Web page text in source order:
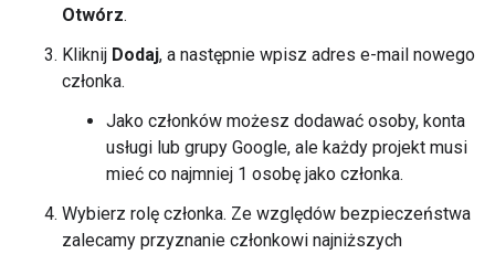
Otwórz.
Kliknij Dodaj, a następnie wpisz adres e-mail nowego
członka.
Jako członków możesz dodawać osoby, konta
usługi lub grupy Google, ale każdy projekt musi
mieć co najmniej 1 osobę jako członka.
Wybierz rolę członka. Ze względów bezpieczeństwa
zalecamy przyznanie członkowi najniższych